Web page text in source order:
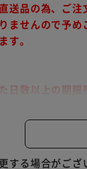
品の為、ご注
ませんので予め
す。
日数以上の期
お支払い及び
「貝だし鍋」
する場合がご